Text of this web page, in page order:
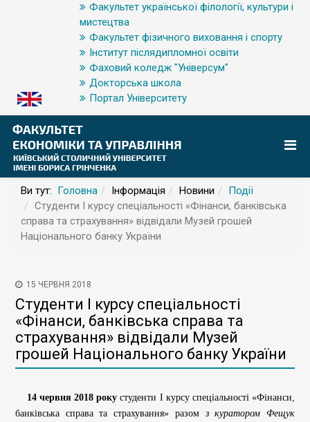
Факультет української філології, культури і
мистецтва
Факультет фізичного виховання і спорту
Інститут післядипломної освіти
Фаховий коледж "Універсум"
Докторська школа
Портал Університету
Ви тут: Головна Інформація Новини
Події
Студенти І курсу спеціальності «Фінанси, банківська
справа та страхування» відвідали Музей грошей
Національного банку України
15 ЧЕРВНЯ 2018
Студенти І курсу спеціальності
«Фінанси, банківська справа та
страхування» відвідали Музей
грошей Національного банку України
14 червня 2018 року студенти І курсу спеціальності «Фінанси,
банківська справа та страхування» разом з куратором Фещук